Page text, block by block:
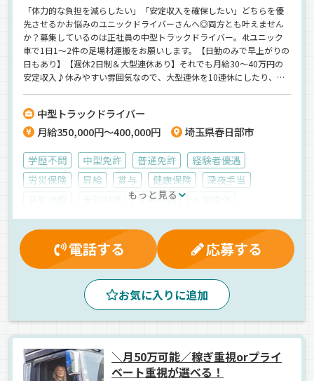
「体力的な負担を減らしたい」「安定収入を確保したい」どちらを優
先させるかお悩みのユニックドライバーさんへ◎両方とも叶えません
か？募集しているのは正社員の中型トラックドライバー。4tユニック
車で1日1～2件の足場材運搬をお願いします。【日勤のみで早上がりの
日もあり】【週休2日制＆大型連休あり】それでも月給30～40万円の
安定収入♪休みやすい雰囲気なので、大型連休を10連休にしたり、毎
す！中型トラックドライバー
月給350,000円～400,000円
埼玉県春日部市
学歴不問 中型免許 普通免許
経験者優遇
労災保険
昇給 賞与 健康保険
深夜手当
能率評価
厚生年金
雇用保険 制服・作業着貸与
交通費支給
家族手当
残業手当 退職金制度
社宅対応可
資格取得制度
マイカー通勤可 休日出勤割増金
早朝 夜 ドライブレコーダー
ETC搭載 バックアイモニター装備
ユニック車
正社員
もっと見る
電話する 応募する
お気に入りに追加
＼月50万可能／稼ぎ重視orプライ
ベート重視が選べる！